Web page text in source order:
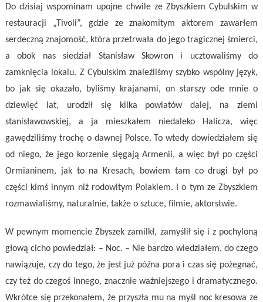
Do dzisiaj wspominam upojne chwile ze Zbyszkiem Cybulskim w
restauracji „Tivoli”, gdzie ze znakomitym aktorem zawarłem
serdeczną znajomość, która przetrwała do jego tragicznej śmierci,
a obok nas siedział Stanisław Skowron i ucztowaliśmy do
zamknięcia lokalu. Z Cybulskim znaleźliśmy szybko wspólny język,
bo jak się okazało, byliśmy krajanami, on starszy ode mnie o
dziewięć lat, urodził się kilka powiatów dalej, na ziemi
stanisławowskiej, a ja mieszkałem niedaleko Halicza, więc
gawędziliśmy trochę o dawnej Polsce. To wtedy dowiedziałem się
od niego, że jego korzenie sięgają Armenii, a więc był po części
Ormianinem, jak to na Kresach, bowiem tam co drugi był po
części kimś innym niż rodowitym Polakiem. I o tym ze Zbyszkiem
rozmawialiśmy, naturalnie, także o sztuce, filmie, aktorstwie.
W pewnym momencie Zbyszek zamilkł, zamyślił się i z pochyloną
głową cicho powiedział: – Noc. – Nie bardzo wiedziałem, do czego
nawiązuje, czy do tego, że jest już późna pora i czas się pożegnać,
czy też do czegoś innego, znacznie ważniejszego i dramatycznego.
Wkrótce się przekonałem, że przyszła mu na myśl noc kresowa ze